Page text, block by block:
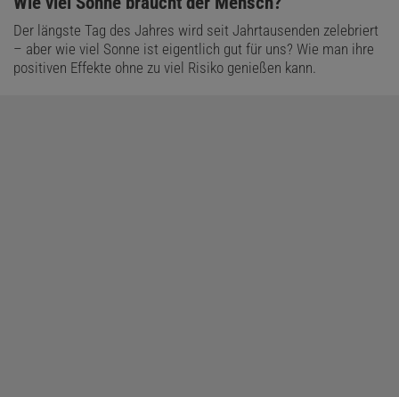
Der längste Tag des Jahres wird seit Jahrtausenden zelebriert
– aber wie viel Sonne ist eigentlich gut für uns? Wie man ihre
positiven Effekte ohne zu viel Risiko genießen kann.